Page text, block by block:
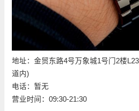
地址：金贸东路4号万象城1号门2楼
道内)
电话：暂无
营业时间：09:30-21:30